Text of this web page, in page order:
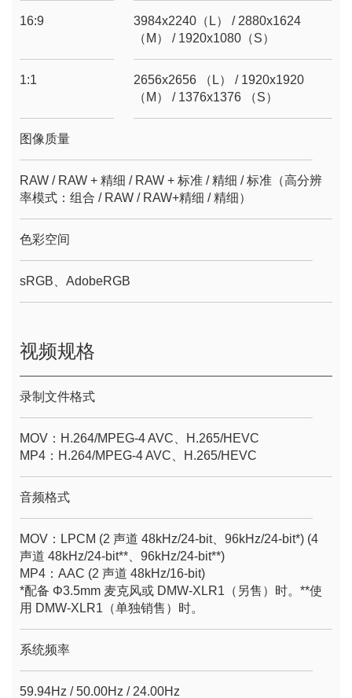
16:9
3984x2240（L） / 2880x1624
（M） / 1920x1080（S）
1:1
2656x2656 （L） / 1920x1920
（M） / 1376x1376 （S）
图像质量
RAW / RAW + 精细 / RAW + 标准 / 精细 / 标准（高分辨
率模式：组合 / RAW / RAW+精细 / 精细）
色彩空间
sRGB、AdobeRGB
视频规格
录制文件格式
MOV：H.264/MPEG-4 AVC、H.265/HEVC
MP4：H.264/MPEG-4 AVC、H.265/HEVC
音频格式
MOV：LPCM (2 声道 48kHz/24-bit、96kHz/24-bit*) (4
声道 48kHz/24-bit**、96kHz/24-bit**)
MP4：AAC (2 声道 48kHz/16-bit)
*配备 Φ3.5mm 麦克风或 DMW-XLR1（另售）时。**使
用 DMW-XLR1（单独销售）时。
系统频率
59.94Hz / 50.00Hz / 24.00Hz